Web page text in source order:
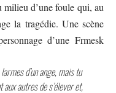
milieu d’une foule qui, au
la tragédie. Une scène
d’une Frmesk
d’un ange, mais tu
autres de s’élever et,